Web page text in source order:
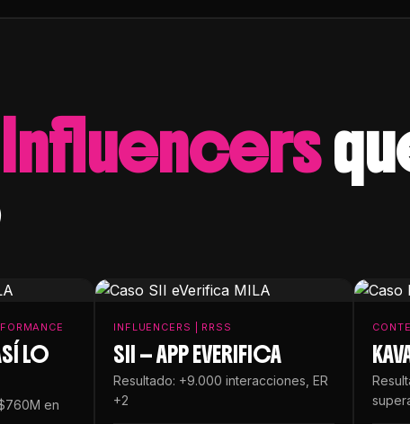
Influencers
LO
en
INFLUENCERS | RRSS
SII — APP EVERIFICA
Resultado: +9.000 interacciones, ER
+2